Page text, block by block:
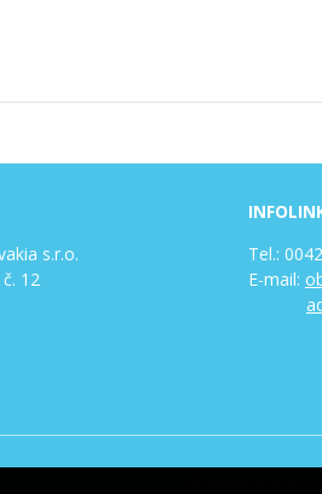
s.r.o.
12
Tel.:
E-mail: